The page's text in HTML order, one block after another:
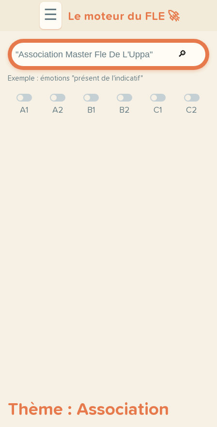
☰ Le moteur du FLE 🚀
🔎
Exemple : émotions "présent de l'indicatif"
A1 A2 B1 B2 C1 C2
Thème : Association